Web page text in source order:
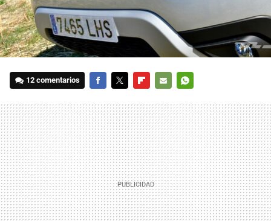
12 comentarios
MAIL